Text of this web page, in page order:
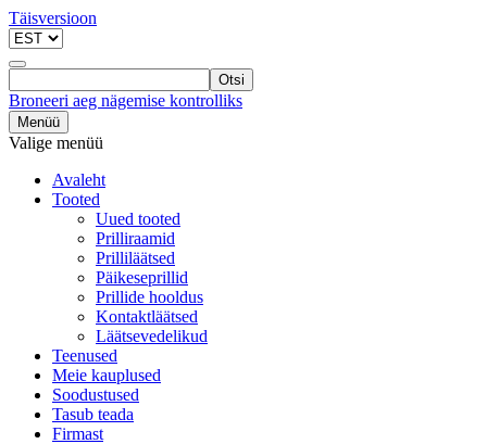
Täisversioon
Otsi
Broneeri aeg nägemise kontrolliks
Menüü
Valige menüü
Avaleht
Tooted
Uued tooted
Prilliraamid
Prilliläätsed
Päikeseprillid
Prillide hooldus
Kontaktläätsed
Läätsevedelikud
Teenused
Meie kauplused
Soodustused
Tasub teada
Firmast